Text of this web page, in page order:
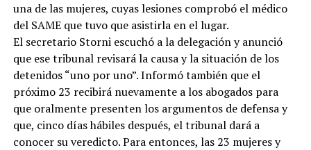
una de las mujeres, cuyas lesiones comprobó el médico
del SAME que tuvo que asistirla en el lugar.
El secretario Storni escuchó a la delegación y anunció
que ese tribunal revisará la causa y la situación de los
detenidos “uno por uno”. Informó también que el
próximo 23 recibirá nuevamente a los abogados para
que oralmente presenten los argumentos de defensa y
que, cinco días hábiles después, el tribunal dará a
conocer su veredicto. Para entonces, las 23 mujeres y